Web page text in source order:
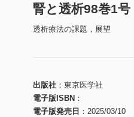
腎と透析98巻1号
透析療法の課題，展望
出版社
東京医学社
電子版ISBN
電子版発売日
2025/03/10